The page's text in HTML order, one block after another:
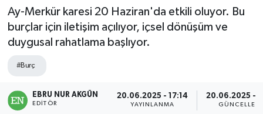
Ay-Merkür karesi 20 Haziran'da etkili oluyor. Bu
burçlar için iletişim açılıyor, içsel dönüşüm ve
duygusal rahatlama başlıyor.
#Burç
EBRU NUR AKGÜN
EDITÖR
20.06.2025 - 17:14
YAYINLANMA
20.06.2025 -
Sağlık
Siyaset
Magazin
Resmi İlanlar
Süper Lig Puan Durumu ve Fikstür
Tüm Manşetler
Son Dakika Haberleri
Haber Arşivi